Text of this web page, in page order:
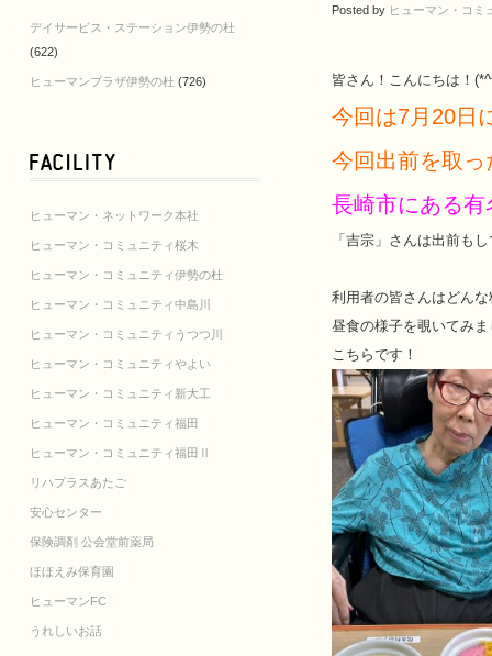
デイサービス・ステーション伊勢の杜
(622)
ヒューマンプラザ伊勢の杜 (726)
ヒューマン・ネットワーク本社
ヒューマン・コミュニティ桜木
ヒューマン・コミュニティ伊勢の杜
ヒューマン・コミュニティ中島川
ヒューマン・コミュニティうつつ川
ヒューマン・コミュニティやよい
ヒューマン・コミュニティ新大工
ヒューマン・コミュニティ福田
ヒューマン・コミュニティ福田Ⅱ
リハプラスあたご
安心センター
保険調剤 公会堂前薬局
ほほえみ保育園
ヒューマンFC
うれしいお話
Posted by ヒューマン・コミ
皆さん！こんにちは！
今回は7月20日
今回出前を取
長崎市にある
「吉宗」さんは出前も
利用者の皆さんはどん
昼食の様子を覗いてみ
こちらです！